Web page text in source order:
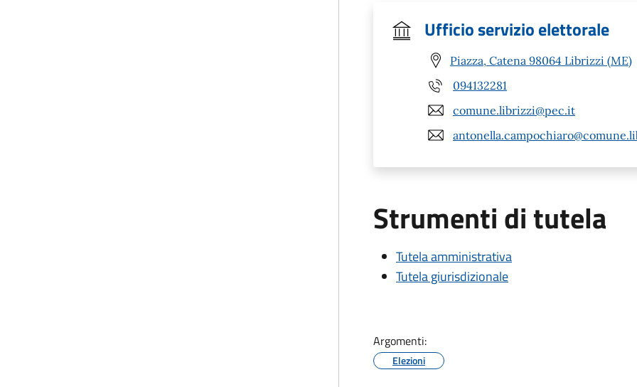
Ufficio servizio elettorale
Piazza, Catena 98064 Librizzi (ME)
094132281
comune.librizzi@pec.it
Strumenti di tutela
Tutela amministrativa
Tutela giurisdizionale
Argomenti:
Elezioni